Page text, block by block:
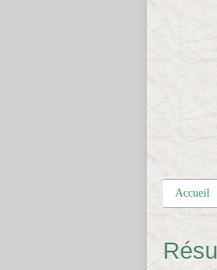
Accueil